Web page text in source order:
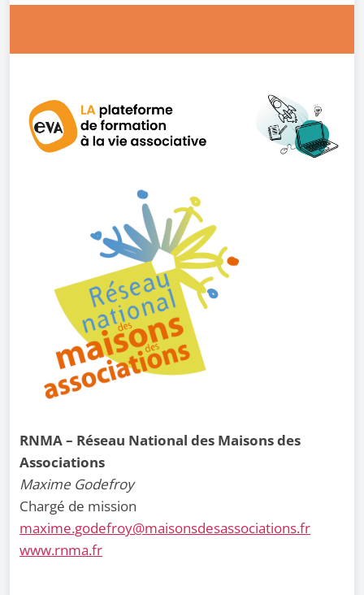
RNMA – Réseau National des Maisons des
Associations
Maxime Godefroy
Chargé de mission
maxime.godefroy@maisonsdesassociations.fr
www.rnma.fr